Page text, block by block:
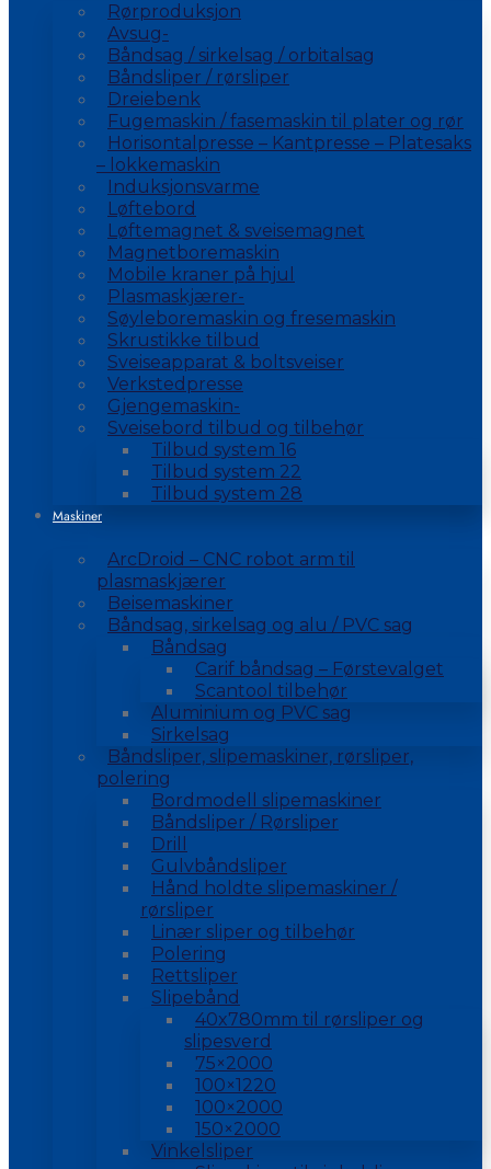
Rørproduksjon
Avsug-
Båndsag / sirkelsag / orbitalsag
Båndsliper / rørsliper
Dreiebenk
Fugemaskin / fasemaskin til plater og rør
Horisontalpresse – Kantpresse – Platesaks
– lokkemaskin
Induksjonsvarme
Løftebord
Løftemagnet & sveisemagnet
Magnetboremaskin
Mobile kraner på hjul
Plasmaskjærer-
Søyleboremaskin og fresemaskin
Skrustikke tilbud
Sveiseapparat & boltsveiser
Verkstedpresse
Gjengemaskin-
Sveisebord tilbud og tilbehør
Tilbud system 16
Tilbud system 22
Tilbud system 28
Maskiner
ArcDroid – CNC robot arm til
plasmaskjærer
Beisemaskiner
Båndsag, sirkelsag og alu / PVC sag
Båndsag
Carif båndsag – Førstevalget
Scantool tilbehør
Aluminium og PVC sag
Sirkelsag
Båndsliper, slipemaskiner, rørsliper,
polering
Bordmodell slipemaskiner
Båndsliper / Rørsliper
Drill
Gulvbåndsliper
Hånd holdte slipemaskiner /
rørsliper
Linær sliper og tilbehør
Polering
Rettsliper
Slipebånd
40x780mm til rørsliper og
slipesverd
75×2000
100×1220
100×2000
150×2000
Vinkelsliper